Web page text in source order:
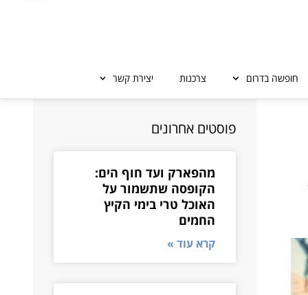
חופשה בדרום צרכנות יצירת קשר
פוסטים אחרונים
מהפארק ועד חוף הים:
הקופסה שתשמור על
האוכל טרי בימי הקיץ
החמים
קרא עוד »